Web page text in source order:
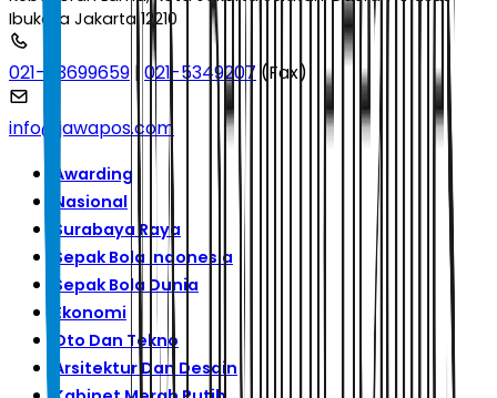
Ibukota Jakarta 12210
021-53699659 | 021-5349207 (Fax)
info@jawapos.com
Awarding
Nasional
Surabaya Raya
Sepak Bola Indonesia
Sepak Bola Dunia
Ekonomi
Oto Dan Tekno
Arsitektur Dan Desain